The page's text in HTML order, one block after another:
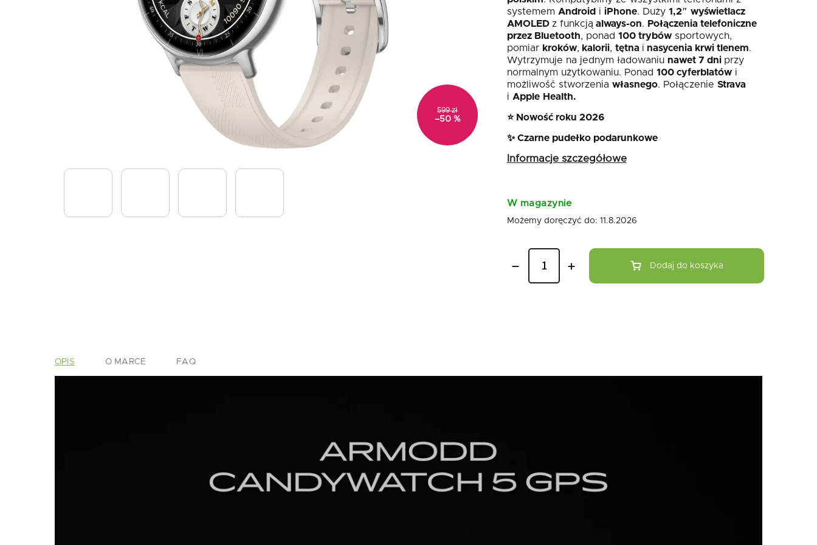
599 zł
–50 %
systemem Android i iPhone. Duży 1,2″ wyświetlacz
AMOLED z funkcją always-on. Połączenia telefoniczne
przez Bluetooth, ponad 100 trybówsportowych,
pomiar kroków, kalorii, tętna i nasycenia krwi tlenem.
Wytrzymuje na jednym ładowaniu nawet 7 dni przy
normalnym użytkowaniu. Ponad 100 cyferblatówi
możliwość stworzenia własnego. Połączenie Strava
i Apple Health.
⭐ Nowość roku 2026
✨ Czarne pudełko podarunkowe
Informacje szczegółowe
W magazynie
Możemy doręczyć do: 11.8.2026
Dodaj do koszyka
OPIS O MARCE FAQ